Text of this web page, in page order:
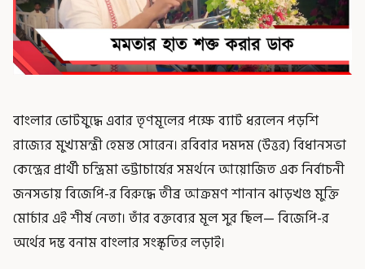
বাংলার ভোটযুদ্ধে এবার তৃণমূলের পক্ষে ব্যাট ধরলেন পড়শি
রাজ্যের মুখ্যমন্ত্রী হেমন্ত সোরেন। রবিবার দমদম (উত্তর) বিধানসভা
কেন্দ্রের প্রার্থী চন্দ্রিমা ভট্টাচার্যের সমর্থনে আয়োজিত এক নির্বাচনী
জনসভায় বিজেপি-র বিরুদ্ধে তীব্র আক্রমণ শানান ঝাড়খণ্ড মুক্তি
মোর্চার এই শীর্ষ নেতা। তাঁর বক্তব্যের মূল সুর ছিল— বিজেপি-র
অর্থের দম্ভ বনাম বাংলার সংস্কৃতির লড়াই।